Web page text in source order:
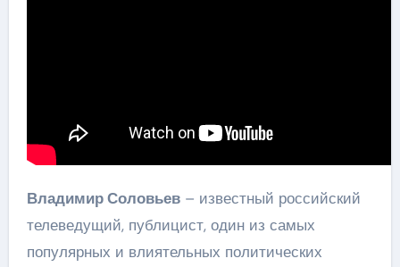
Владимир Соловьев– известный российский
телеведущий, публицист, один из самых
популярных и влиятельных политических